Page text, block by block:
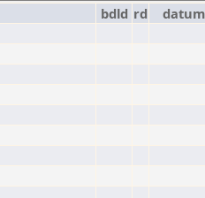
bdld rd datum